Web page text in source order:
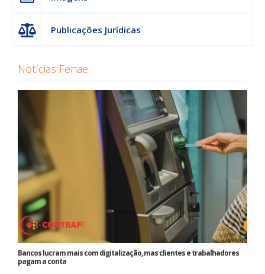
Publicações Jurídicas
Notícias Fenae
Bancos lucram mais com digitalização, mas clientes e trabalhadores
pagam a conta